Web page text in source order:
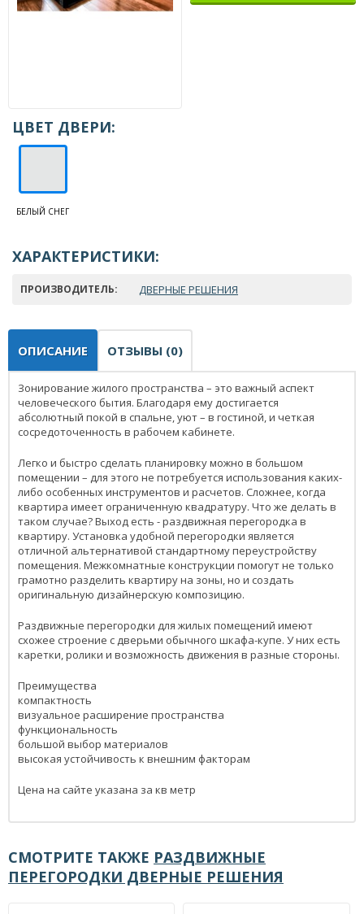
ЦВЕТ ДВЕРИ:
БЕЛЫЙ СНЕГ
ХАРАКТЕРИСТИКИ:
ПРОИЗВОДИТЕЛЬ: ДВЕРНЫЕ РЕШЕНИЯ
ОПИСАНИЕ ОТЗЫВЫ (0)
Зонирование жилого пространства – это важный аспект
человеческого бытия. Благодаря ему достигается
абсолютный покой в спальне, уют – в гостиной, и четкая
сосредоточенность в рабочем кабинете.
Легко и быстро сделать планировку можно в большом
помещении – для этого не потребуется использования каких-
либо особенных инструментов и расчетов. Сложнее, когда
квартира имеет ограниченную квадратуру. Что же делать в
таком случае? Выход есть - раздвижная перегородка в
квартиру. Установка удобной перегородки является
отличной альтернативой стандартному переустройству
помещения. Межкомнатные конструкции помогут не только
грамотно разделить квартиру на зоны, но и создать
оригинальную дизайнерскую композицию.
Раздвижные перегородки для жилых помещений имеют
схожее строение с дверьми обычного шкафа-купе. У них есть
каретки, ролики и возможность движения в разные стороны.
Преимущества
компактность
визуальное расширение пространства
функциональность
большой выбор материалов
высокая устойчивость к внешним факторам
Цена на сайте указана за кв метр
СМОТРИТЕ ТАКЖЕ РАЗДВИЖНЫЕ
ПЕРЕГОРОДКИ ДВЕРНЫЕ РЕШЕНИЯ